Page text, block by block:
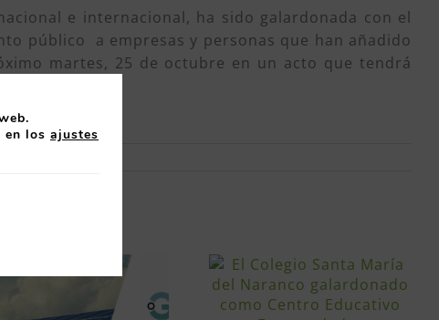
e internacional, ha sido galardonada con el
público a empresas y personas que han añadido
martes, 25 de octubre en un acto que tendrá
en los ajustes